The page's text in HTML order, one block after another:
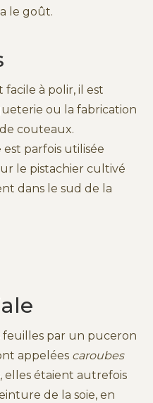
le goût.
facile à polir, il est
ou la fabrication
couteaux.
est parfois utilisée
le pistachier cultivé
dans le sud de la
feuilles par un puceron
appelées caroubes
elles étaient autrefois
de la soie, en